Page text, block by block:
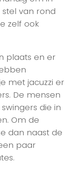
van rond
zelf ook
plaats en er
met jacuzzi er
De mensen
die in
Om de
dan naast de
paar